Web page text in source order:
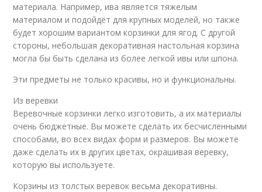
материала. Например, ива является тяжелым
материалом и подойдёт для крупных моделей, но также
будет хорошим вариантом корзинки для ягод. С другой
стороны, небольшая декоративная настольная корзина
могла бы быть сделана из более легкой ивы или шпона.
Эти предметы не только красивы, но и функциональны.
Из веревки
Веревочные корзинки легко изготовить, а их материалы
очень бюджетные. Вы можете сделать их бесчисленными
способами, во всех видах форм и размеров. Вы можете
даже сделать их в других цветах, окрашивая веревку,
которую вы используете.
Корзины из толстых веревок весьма декоративны.